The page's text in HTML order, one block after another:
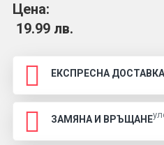
Цена:
19.99 лв.
ЕКСПРЕСНА ДОСТАВКА
ЗАМЯНА И ВРЪЩАНЕ